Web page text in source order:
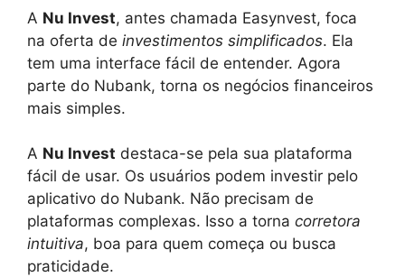
A Nu Invest, antes chamada Easynvest, foca
na oferta de investimentos simplificados. Ela
tem uma interface fácil de entender. Agora
parte do Nubank, torna os negócios financeiros
mais simples.
A Nu Invest destaca-se pela sua plataforma
fácil de usar. Os usuários podem investir pelo
aplicativo do Nubank. Não precisam de
plataformas complexas. Isso a torna corretora
intuitiva, boa para quem começa ou busca
praticidade.